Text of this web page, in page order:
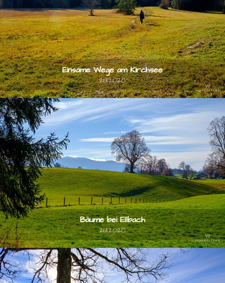
Einsame Wege am Kirchsee
21.11.2020
Bäume bei Ellbach
21.11.2020